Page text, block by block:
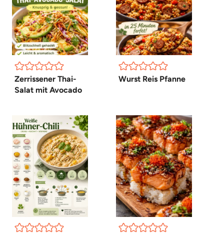
Zerrissener Thai-
Salat mit Avocado
Wurst Reis Pfanne